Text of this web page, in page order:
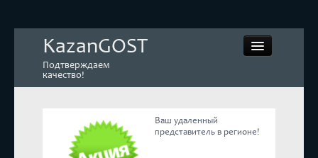
KazanGOST
Подтверждаем
качество!
Контрольная закупка
Ваш удаленный
представитель в регионе!